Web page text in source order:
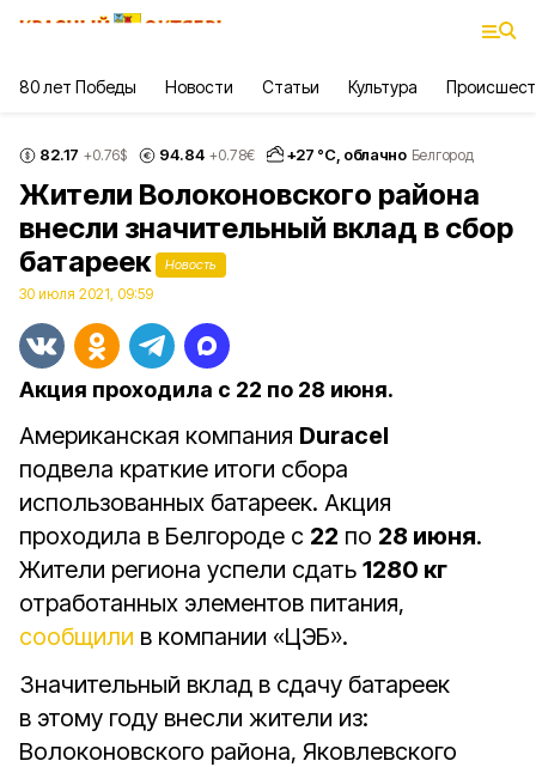
80 лет Победы Новости Статьи Культура
82.17 +0.76$ 94.84 +0.78€ +27 °С, облачно Белгород
Жители Волоконовского района
внесли значительный вклад в сбор
батареек
Новость
30 июля 2021, 09:59
Акция проходила с 22 по 28 июня.
Американская компания Duracel
подвела краткие итоги сбора
использованных батареек. Акция
проходила в Белгороде с 22 по 28 июня.
Жители региона успели сдать 1280 кг
отработанных элементов питания,
сообщили в компании «ЦЭБ».
Значительный вклад в сдачу батареек
в этому году внесли жители из:
Волоконовского района, Яковлевского